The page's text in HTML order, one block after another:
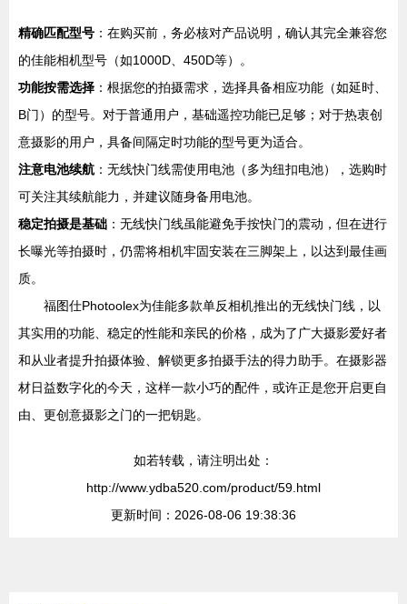
精确匹配型号 ：在购买前，务必核对产品说明，确认其完全兼容您
的佳能相机型号（如1000D、450D等）。
功能按需选择 ：根据您的拍摄需求，选择具备相应功能（如延时、
B门）的型号。对于普通用户，基础遥控功能已足够；对于热衷创
意摄影的用户，具备间隔定时功能的型号更为适合。
注意电池续航 ：无线快门线需使用电池（多为纽扣电池），选购时
可关注其续航能力，并建议随身备用电池。
稳定拍摄是基础 ：无线快门线虽能避免手按快门的震动，但在进行
长曝光等拍摄时，仍需将相机牢固安装在三脚架上，以达到最佳画
质。
福图仕Photoolex为佳能多款单反相机推出的无线快门线，以
其实用的功能、稳定的性能和亲民的价格，成为了广大摄影爱好者
和从业者提升拍摄体验、解锁更多拍摄手法的得力助手。在摄影器
材日益数字化的今天，这样一款小巧的配件，或许正是您开启更自
由、更创意摄影之门的一把钥匙。
如若转载，请注明出处：
http://www.ydba520.com/product/59.html
更新时间：2026-08-06 19:38:36